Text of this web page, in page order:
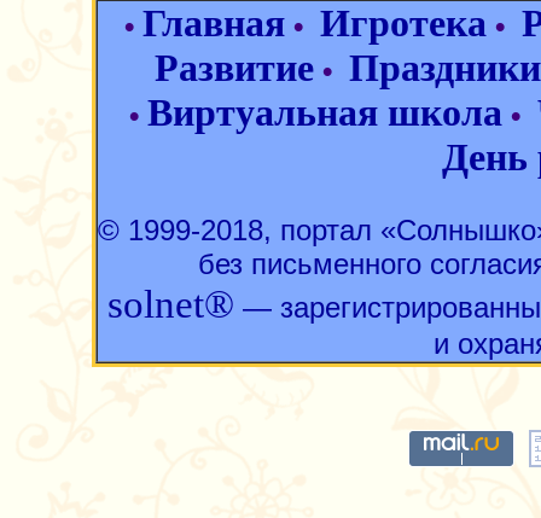
• Главная • Игротека •
Развитие • Праздники
• Виртуальная школа •
День
© 1999-2018, портал
без письменного
solnet® —
и